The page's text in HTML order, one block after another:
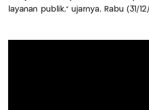
layanan publik," ujarnya, Rabu (31/